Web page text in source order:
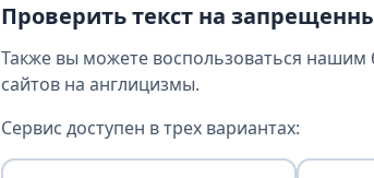
Проверить текст на
Также вы можете воспользоваться нашим
сайтов на англицизмы.
Сервис доступен в трех вариантах: